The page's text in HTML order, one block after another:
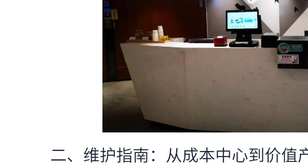
二、维护指南：从成本中心到价值